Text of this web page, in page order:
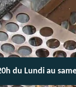
du Lundi au